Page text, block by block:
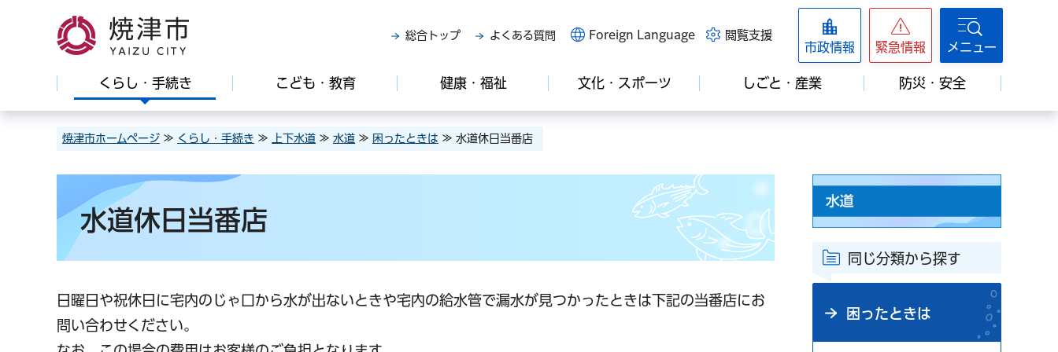
焼津市
総合トップ よくある質問 Foreign Language 閲覧支援
市政情報 緊急情報 メニュー
くらし・手続き こども・教育 健康・福祉 文化・スポーツ しごと・産業 防災・安全
焼津市ホームページ ≫ くらし・手続き ≫ 上下水道 ≫ 水道 ≫ 困ったときは ≫ 水道休日当番店
水道休日当番店
日曜日や祝休日に宅内のじゃ口から水が出ないときや宅内の給水管で漏水が見つかったときは下記の当番店にお
問い合わせください。
同じ分類から探す
困ったときは